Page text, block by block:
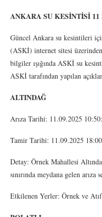
ANKARA SU KESİNTİSİ
Güncel Ankara su kesintileri
(ASKİ) internet sitesi
bilgiler ışığında ASKİ su
ASKİ tarafından yapılan
ALTINDAĞ
Arıza Tarihi: 11.09.2025
Tamir Tarihi: 11.09.2025
Detay: Örnek Mahallesi
sınırında meydana gelen arıza
Etkilenen Yerler: Örnek ve